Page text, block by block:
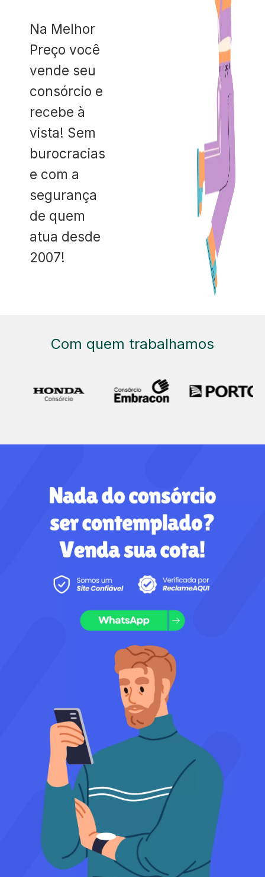
Na Melhor
Preço você
vende seu
consórcio e
recebe à
vista! Sem
burocracias
e com a
segurança
de quem
atua desde
2007!
Com quem trabalhamos